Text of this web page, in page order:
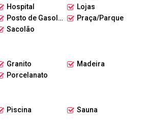
Hospital
Lojas
Posto de Gasolina
Praça/Parque
Sacolão
Granito
Madeira
Porcelanato
Piscina Sauna